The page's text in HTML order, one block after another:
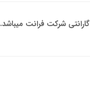
شرکت فرانت میباشد.